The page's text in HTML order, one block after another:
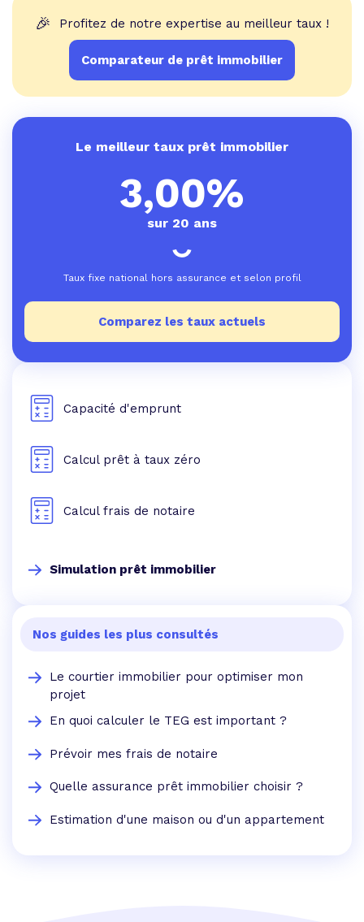
🎉 Profitez de notre expertise au meilleur taux !
Comparateur de prêt immobilier
Le meilleur taux prêt immobilier
3,00%
sur 20 ans
Taux fixe national hors assurance et selon profil
Comparez les taux actuels
Capacité d'emprunt
Calcul prêt à taux zéro
Calcul frais de notaire
Simulation prêt immobilier
Nos guides les plus consultés
Le courtier immobilier pour optimiser mon
projet
En quoi calculer le TEG est important ?
Prévoir mes frais de notaire
Quelle assurance prêt immobilier choisir ?
Estimation d'une maison ou d'un appartement